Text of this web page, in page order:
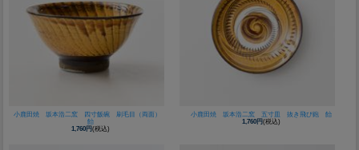
小鹿田焼 坂本浩二窯 四寸飯碗 刷毛目（両面）
飴
1,760円(税込)
小鹿田焼 坂本浩二窯 五寸皿 抜き飛び鉋 飴
1,760円(税込)